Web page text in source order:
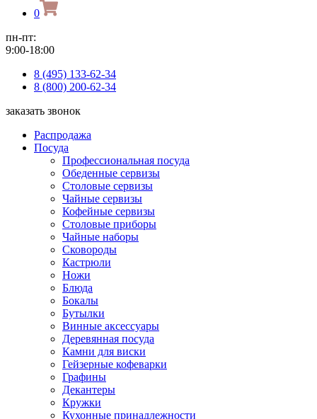
0
пн-пт:
9:00-18:00
8 (495) 133-62-34
8 (800) 200-62-34
заказать звонок
Распродажа
Посуда
Профессиональная посуда
Обеденные сервизы
Столовые сервизы
Чайные сервизы
Кофейные сервизы
Столовые приборы
Чайные наборы
Сковороды
Кастрюли
Ножи
Блюда
Бокалы
Бутылки
Винные аксессуары
Деревянная посуда
Камни для виски
Гейзерные кофеварки
Графины
Декантеры
Кружки
Кухонные принадлежности